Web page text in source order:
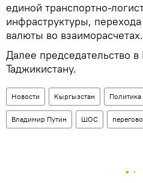
единой транспортно-
инфраструктуры,
валюты во взаиморасчетах.
Далее председательство
Таджикистану.
Новости Кыргызстан Политика
Владимир Путин ШОС